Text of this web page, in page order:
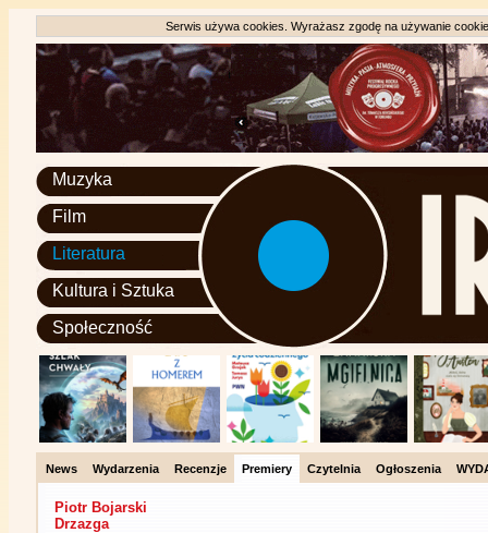
Serwis używa cookies. Wyrażasz zgodę na używanie
Muzyka
Film
Literatura
Kultura i Sztuka
Społeczność
News Wydarzenia Recenzje Premiery Czytelnia Ogłoszenia
Piotr Bojarski
Drzazga